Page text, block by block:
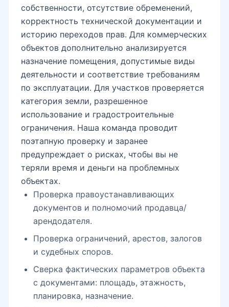
Юнусабадский базар
метро Минор
метро Бодомзор
Шахристан
собственности, отсутствие обременений,
корректность технической документации и
историю переходов прав. Для коммерческих
объектов дополнительно анализируется
назначение помещения, допустимые виды
деятельности и соответствие требованиям
по эксплуатации. Для участков проверяется
категория земли, разрешенное
использование и градостроительные
ограничения. Наша команда проводит
поэтапную проверку и заранее
предупреждает о рисках, чтобы вы не
теряли время и деньги на проблемных
объектах.
Проверка правоустанавливающих
документов и полномочий продавца/
арендодателя.
Проверка ограничений, арестов, залогов
и судебных споров.
Сверка фактических параметров объекта
с документами: площадь, этажность,
планировка, назначение.